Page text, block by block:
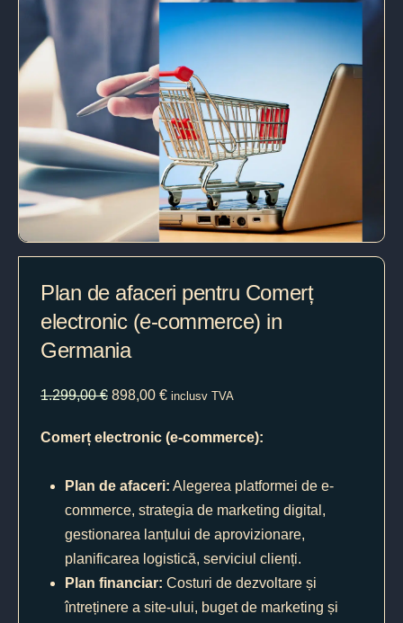
Plan de afaceri pentru Comerț
electronic (e-commerce) in
Germania
1.299,00€ 898,00 € inclusv TVA
Comerț electronic (e-commerce):
Plan de afaceri: Alegerea platformei de e-
commerce, strategia de marketing digital,
gestionarea lanțului de aprovizionare,
planificarea logistică, serviciul clienți.
Plan financiar: Costuri de dezvoltare și
întreținere a site-ului, buget de marketing și